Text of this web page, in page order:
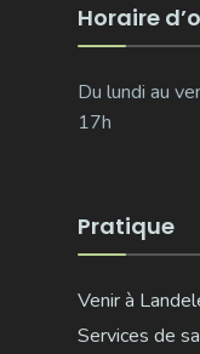
Horaire
Du lundi au
17h
Pratique
Venir à
Services de